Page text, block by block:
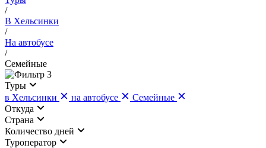
/
В Хельсинки
/
На автобусе
/
Семейные
3
Туры
в Хельсинки
на автобусе
Семейные
Откуда
Страна
Количество дней
Туроператор